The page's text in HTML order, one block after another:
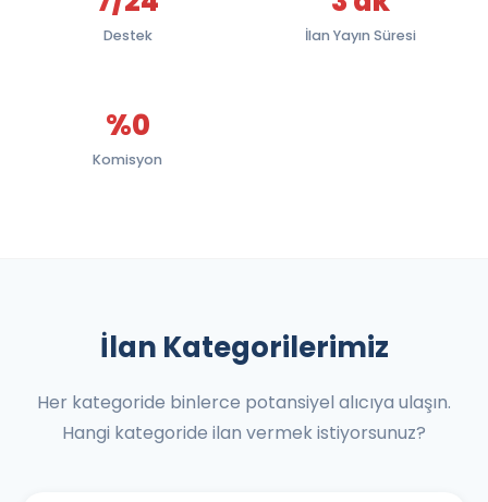
Destek İlan Yayın Süresi
%0
Komisyon
İlan Kategorilerimiz
Her kategoride binlerce potansiyel alıcıya ulaşın.
Hangi kategoride ilan vermek istiyorsunuz?